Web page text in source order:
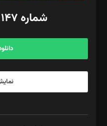
آگهی و مشترکین: ۰۹۱۹۹۹۹۰۴۵۴
شماره ۱۴۷ - مرداد ۱۴۰۵